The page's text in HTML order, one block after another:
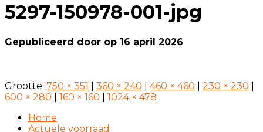
5297-150978-001-jpg
Gepubliceerd door op 16 april 2026
Grootte: 750 × 351 360 × 240 460 × 460 230 × 230
600 × 280
160 × 160
1024 × 478
Home
Actuele voorraad